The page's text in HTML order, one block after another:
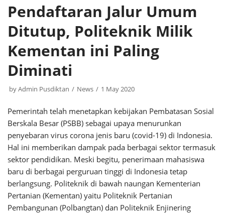
Pendaftaran Jalur Umum
Ditutup, Politeknik Milik
Kementan ini Paling
Diminati
byAdmin Pusdiktan News 1 May 2020
Pemerintah telah menetapkan kebijakan Pembatasan Sosial
Berskala Besar (PSBB) sebagai upaya menurunkan
penyebaran virus corona jenis baru (covid-19) di Indonesia.
Hal ini memberikan dampak pada berbagai sektor termasuk
sektor pendidikan. Meski begitu, penerimaan mahasiswa
baru di berbagai perguruan tinggi di Indonesia tetap
berlangsung. Politeknik di bawah naungan Kementerian
Pertanian (Kementan) yaitu Politeknik Pertanian
Pembangunan (Polbangtan) dan Politeknik Enjinering